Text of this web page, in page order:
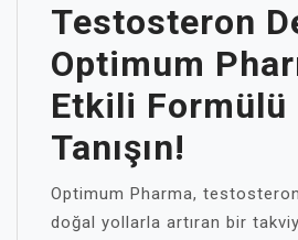
Testosteron
Optimum
Etkili Formülü
Tanışın!
Optimum Pharma,
doğal yollarla artıran bir